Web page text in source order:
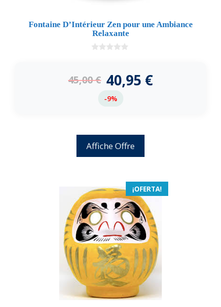
Fontaine D’Intérieur Zen pour une Ambiance
Relaxante
5
45,00€ 40,95 €
-9%
Affiche Offre
¡OFERTA!